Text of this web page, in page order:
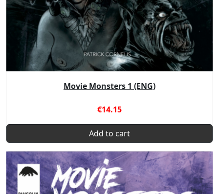
Movie Monsters 1 (ENG)
€14.15
Add to cart